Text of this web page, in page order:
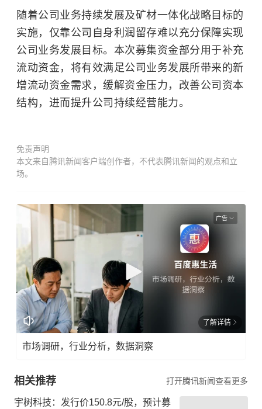
随着公司业务持续发展及矿材一体化战略目标的
实施，仅靠公司自身利润留存难以充分保障实现
公司业务发展目标。本次募集资金部分用于补充
流动资金，将有效满足公司业务发展所带来的新
增流动资金需求，缓解资金压力，改善公司资本
结构，进而提升公司持续经营能力。
免责声明
本文来自腾讯新闻客户端创作者，不代表腾讯新闻的观点和立
场。
广告
了解详情
市场调研，行业分析，数据洞察
相关推荐 打开腾讯新闻查看更多
宇树科技：发行价150.8元/股，预计募